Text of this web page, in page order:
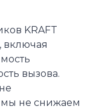
KRAFT
включая
вызова.
мы не снижаем